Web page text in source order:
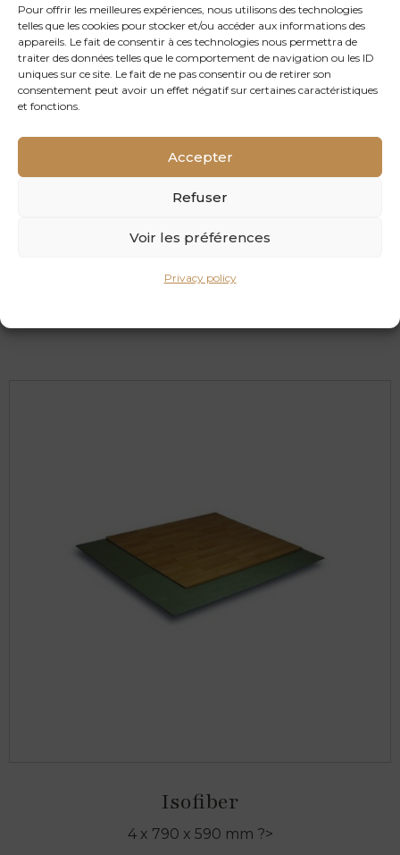
Pour offrir les meilleures expériences, nous utilisons des technologies
telles que les cookies pour stocker et/ou accéder aux informations des
appareils. Le fait de consentir à ces technologies nous permettra de
traiter des données telles que le comportement de navigation ou les ID
uniques sur ce site. Le fait de ne pas consentir ou de retirer son
consentement peut avoir un effet négatif sur certaines caractéristiques
et fonctions.
Accepter
Refuser
Voir les préférences
Privacy policy
Cork layer PNM 15/30
Isofiber
4 x 790 x 590 mm ?>